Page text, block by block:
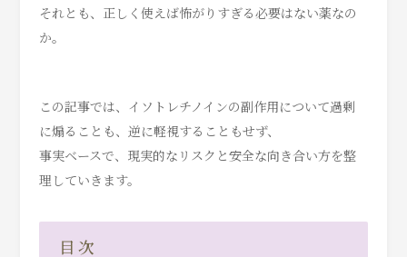
それとも、正しく使えば怖がりすぎる必要はない薬なの
か。
この記事では、イソトレチノインの副作用について過剰
に煽ることも、逆に軽視することもせず、
事実ベースで、現実的なリスクと安全な向き合い方を整
理していきます。
目 次